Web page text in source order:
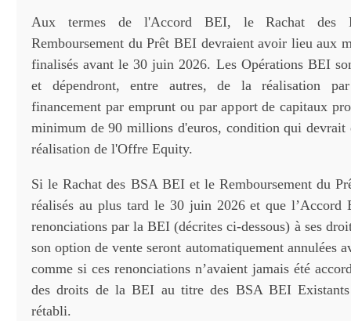
Aux termes de l'Accord BEI, le Rachat
Remboursement du Prêt BEI devraient avoir lieu aux
finalisés avant le 30 juin 2026. Les Opérations BEI
et dépendront, entre autres, de la réalisation
financement par emprunt ou par apport de capitaux
minimum de 90 millions d'euros, condition qui devrait
réalisation de l'Offre Equity.
Si le Rachat des BSA BEI et le Remboursement du
réalisés au plus tard le 30 juin 2026 et que l’Accord
renonciations par la BEI (décrites ci-dessous) à ses
son option de vente seront automatiquement annulées
comme si ces renonciations n’avaient jamais été
des droits de la BEI au titre des BSA BEI Existants
rétabli.